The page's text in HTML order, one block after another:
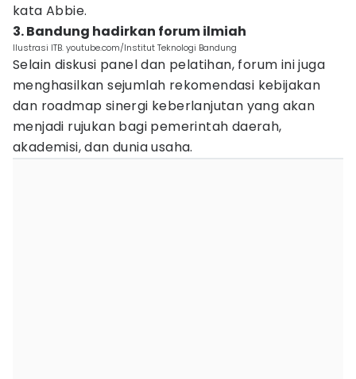
kata Abbie.
3. Bandung hadirkan forum ilmiah
Ilustrasi ITB. youtube.com/Institut Teknologi Bandung
Selain diskusi panel dan pelatihan, forum ini juga
menghasilkan sejumlah rekomendasi kebijakan
dan roadmap sinergi keberlanjutan yang akan
menjadi rujukan bagi pemerintah daerah,
akademisi, dan dunia usaha.